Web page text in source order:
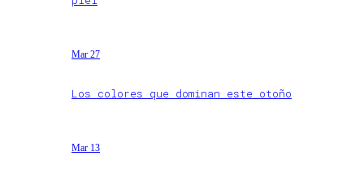
Mar 27
Los colores que dominan este otoño
Mar 13